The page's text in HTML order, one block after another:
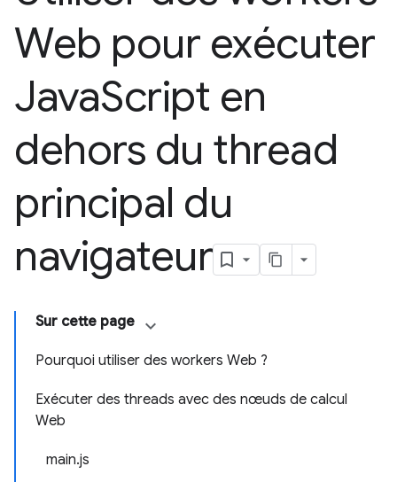
Web pour exécuter
JavaScript en
dehors du thread
principal du
navigateur
Sur cette page
Pourquoi utiliser des workers Web ?
Exécuter des threads avec des nœuds de calcul
Web
main.js